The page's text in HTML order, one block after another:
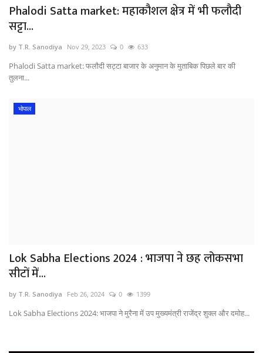
Phalodi Satta market: महाकौशल क्षेत्र में भी फलौदी
सट्टा...
by T.R. Sanodiya Nov 29, 2023 0 633
Phalodi Satta market: फलौदी सट्टा बाजार के अनुमान के मुताबिक पिछले बार की
तुलना...
भोपाल
Lok Sabha Elections 2024 : भाजपा ने छह लोकसभा
सीटों में...
by T.R. Sanodiya Feb 26, 2024 0 1399
Lok Sabha Elections 2024: भाजपा ने मुरैना में उप मुख्यमंत्री राजेंद्र शुक्ल और दमोह...